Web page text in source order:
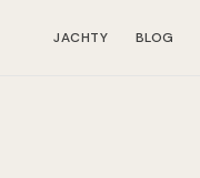
JACHTY BLOG